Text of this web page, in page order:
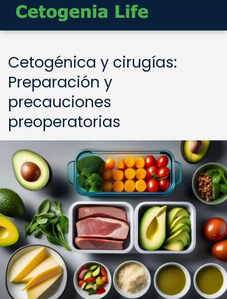
Cetogénica y cirugías:
Preparación y
precauciones
preoperatorias